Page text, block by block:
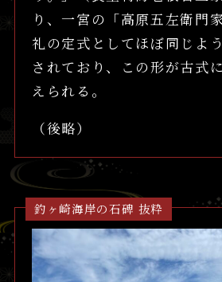
り、一宮の「高原五左衛門
礼の定式としてほぼ同じよ
されており、この形が古式
えられる。
（後略）
釣ヶ崎海岸の石碑 抜粋